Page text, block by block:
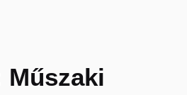
Műszaki